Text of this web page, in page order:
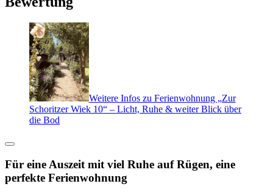
Weitere Infos zu Ferienwohnung „Zur
Schoritzer Wiek 10“ – Licht, Ruhe & weiter Blick über
die Bod
Für eine Auszeit mit viel Ruhe auf Rügen, eine
perfekte Ferienwohnung